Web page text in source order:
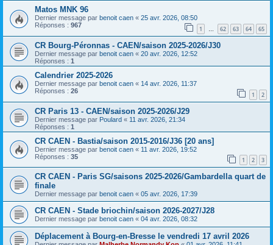
Matos MNK 96
Dernier message par benoit caen « 25 avr. 2026, 08:50
Réponses : 967 1 … 62 63 64 65
CR Bourg-Péronnas - CAEN/saison 2025-2026/J30
Dernier message par benoit caen « 20 avr. 2026, 12:52
Réponses : 1
Calendrier 2025-2026
Dernier message par benoit caen « 14 avr. 2026, 11:37
Réponses : 26 1 2
CR Paris 13 - CAEN/saison 2025-2026/J29
Dernier message par Poulard « 11 avr. 2026, 21:34
Réponses : 1
CR CAEN - Bastia/saison 2015-2016/J36 [20 ans]
Dernier message par benoit caen « 11 avr. 2026, 19:52
Réponses : 35 1 2 3
CR CAEN - Paris SG/saisons 2025-2026/Gambardella quart de
finale
Dernier message par benoit caen « 05 avr. 2026, 17:39
CR CAEN - Stade briochin/saison 2026-2027/J28
Dernier message par benoit caen « 04 avr. 2026, 08:32
Déplacement à Bourg-en-Bresse le vendredi 17 avril 2026